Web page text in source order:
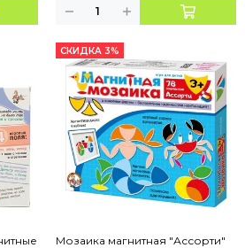
СКИДКА 3%
Мозаика магнитная "Ассорти"